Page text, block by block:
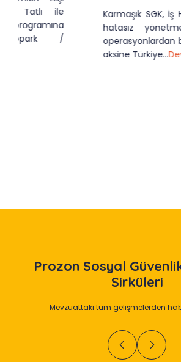
Karmaşık SGK, İş Hukuku ve
hatasız yönetmek, şirketler
operasyonlardan biridir. Küresel
Devamını Oku
Prozon Sosyal
Sirküleri
Mevzuattaki tüm gelişmelerden